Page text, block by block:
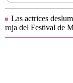
Las actrices
roja del Festival de